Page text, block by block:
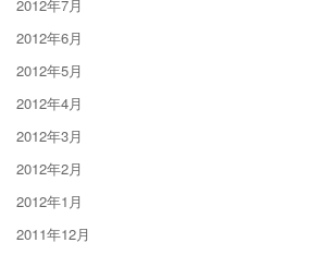
2012年7月
2012年6月
2012年5月
2012年4月
2012年3月
2012年2月
2012年1月
2011年12月